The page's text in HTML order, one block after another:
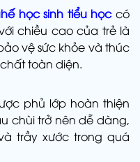
học sinh tiểu họccó
chiều cao của trẻ là
vệ sức khỏe và thúc
toàn diện.
phủ lớp hoàn thiện
chùi trở nên dễ dàng,
trầy xước trong quá